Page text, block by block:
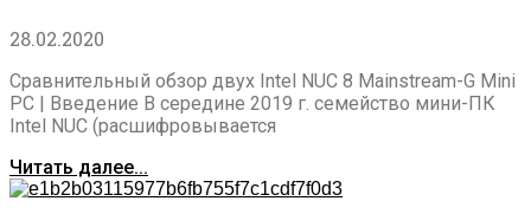
28.02.2020
Сравнительный обзор двух Intel NUC 8 Mainstream-G Mini
PC | Введение В середине 2019 г. семейство мини-ПК
Intel NUC (расшифровывается
Читать далее...